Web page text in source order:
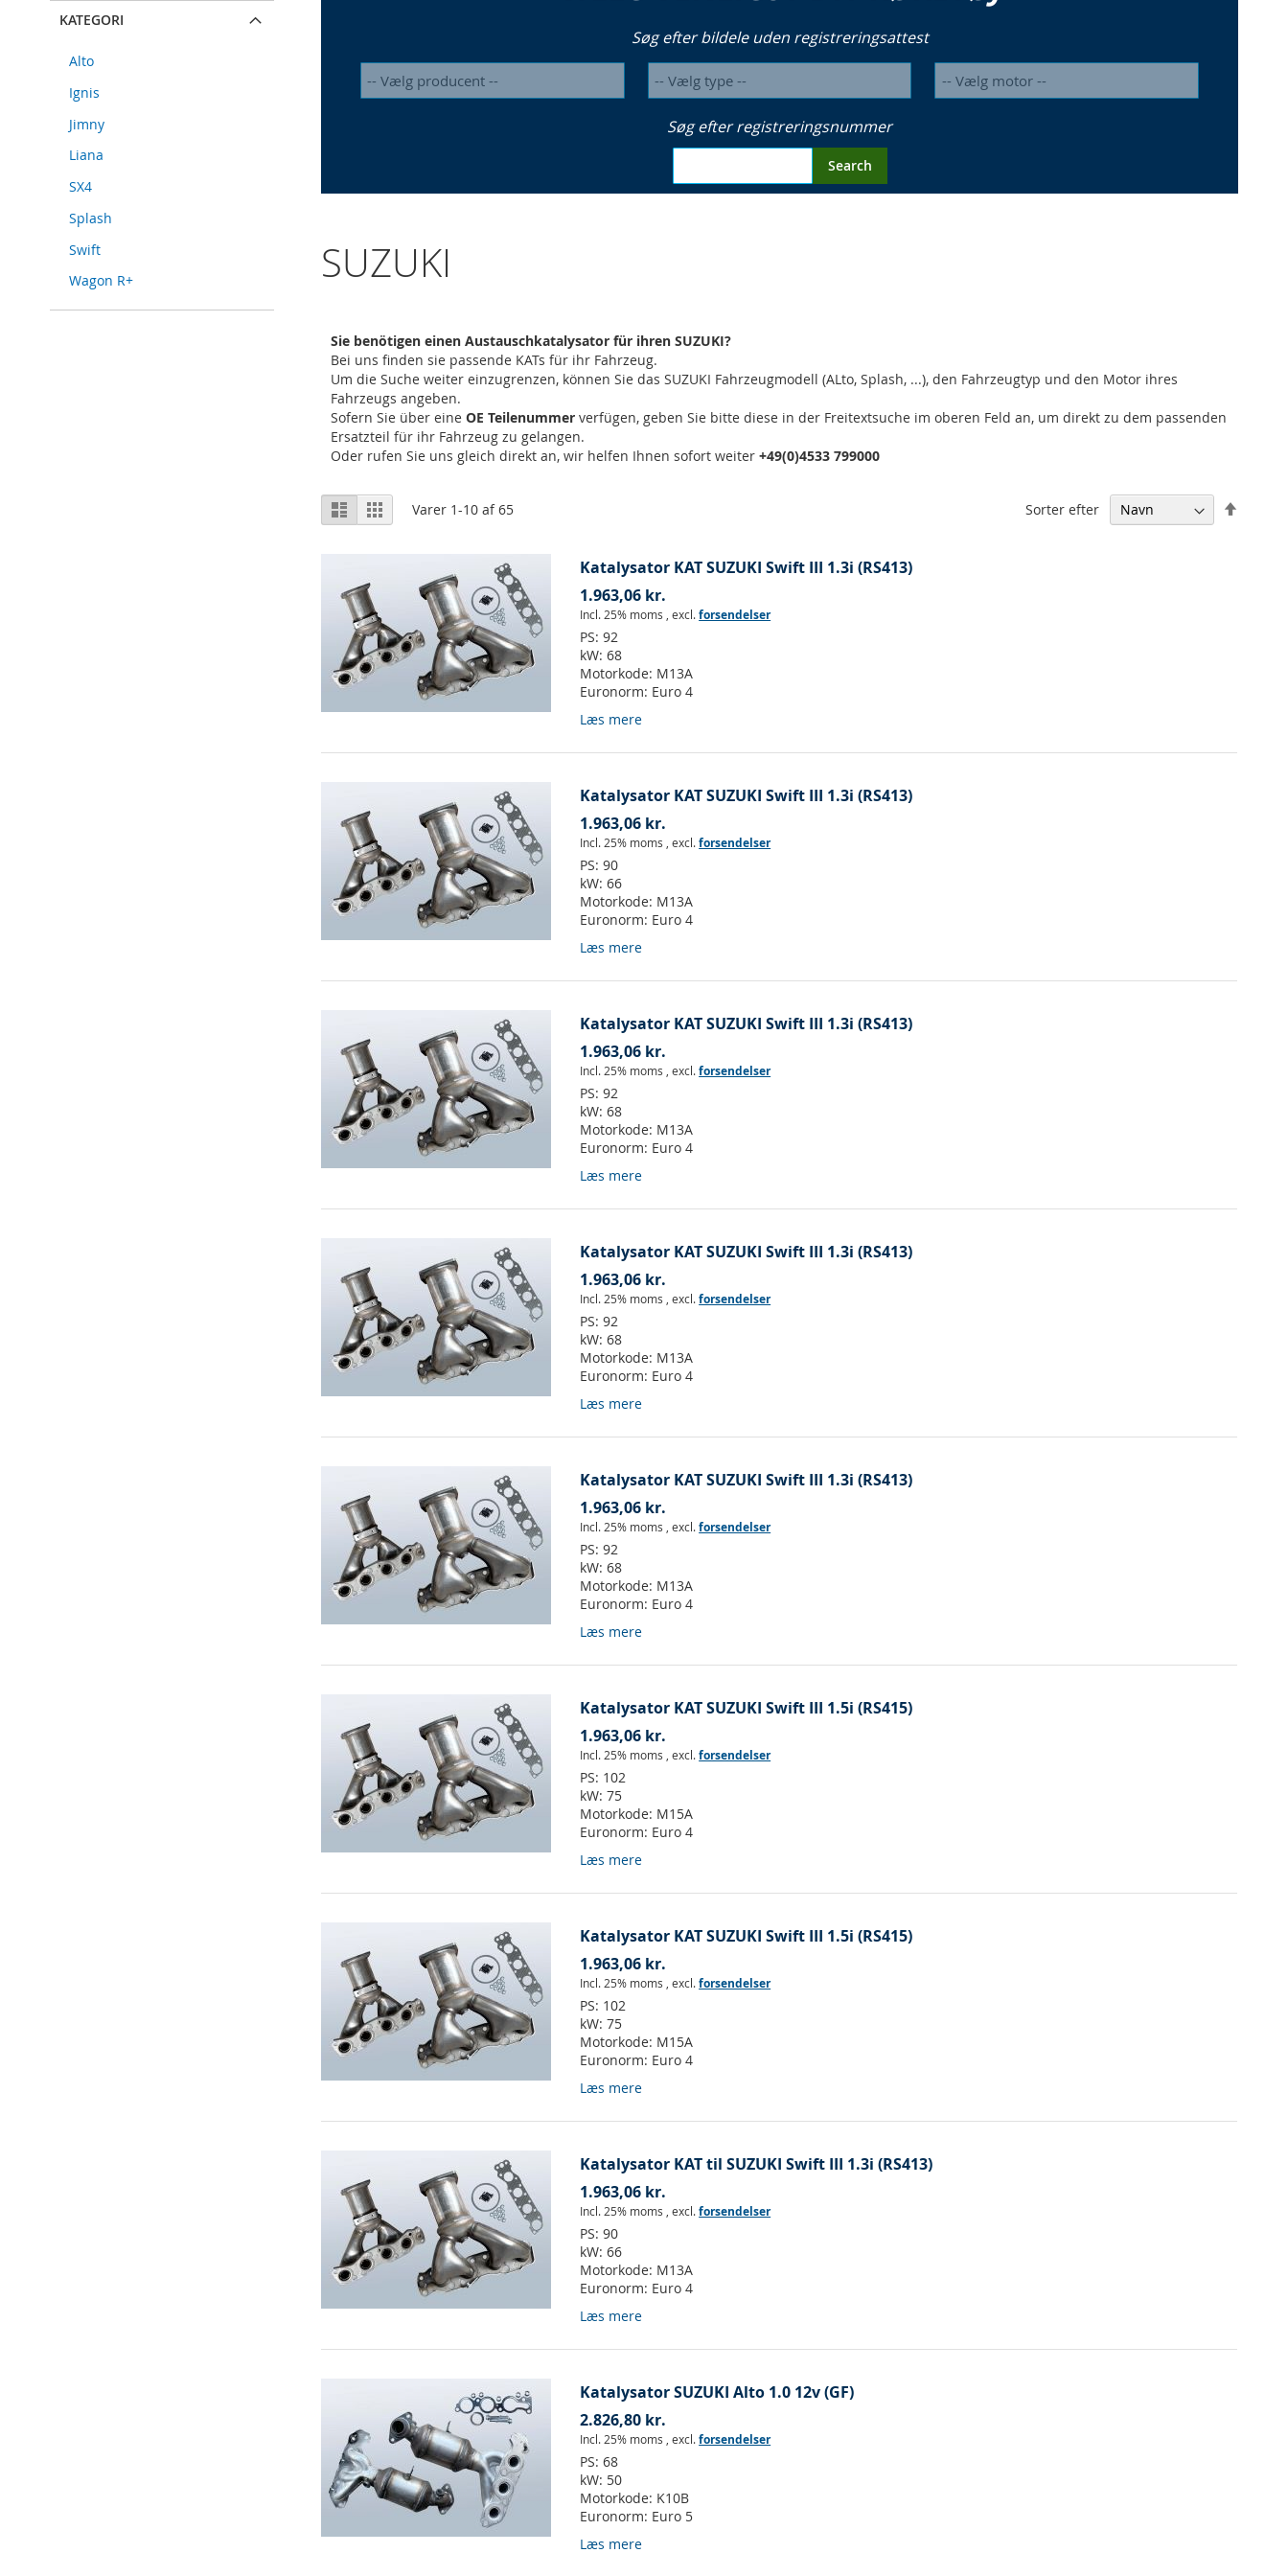
Søg efter bildele uden registreringsattest
Søg efter registreringsnummer
Search
SUZUKI
Sie benötigen einen Austauschkatalysator für ihren SUZUKI?
Bei uns finden sie passende KATs für ihr Fahrzeug.
Um die Suche weiter einzugrenzen, können Sie das SUZUKI Fahrzeugmodell (ALto, Splash, ...), den Fahrzeugtyp und den Motor ihres
Fahrzeugs angeben.
Sofern Sie über eineOE Teilenummer verfügen, geben Sie bitte diese in der Freitextsuche im oberen Feld an, um direkt zu dem passenden
Ersatzteil für ihr Fahrzeug zu gelangen.
Oder rufen Sie uns gleich direkt an, wir helfen Ihnen sofort weiter+49(0)4533 799000
Vis
som
Liste GitterVarer 1-10 af65 Sorter efter
Katalysator KAT SUZUKI Swift III 1.3i (RS413)
1.963,06 kr.
Incl. 25% moms ,excl.forsendelser
PS:92
kW:68
Motorkode: M13A
Euronorm: Euro 4
Læs mere
Katalysator KAT SUZUKI Swift III 1.3i (RS413)
1.963,06 kr.
Incl. 25% moms ,excl.forsendelser
PS:90
kW:66
Motorkode: M13A
Euronorm: Euro 4
Læs mere
Katalysator KAT SUZUKI Swift III 1.3i (RS413)
1.963,06 kr.
Incl. 25% moms ,excl.forsendelser
PS:92
kW:68
Motorkode: M13A
Euronorm: Euro 4
Læs mere
Katalysator KAT SUZUKI Swift III 1.3i (RS413)
1.963,06 kr.
Incl. 25% moms ,excl.forsendelser
PS:92
kW:68
Motorkode: M13A
Euronorm: Euro 4
Læs mere
Katalysator KAT SUZUKI Swift III 1.3i (RS413)
1.963,06 kr.
Incl. 25% moms ,excl.forsendelser
PS:92
kW:68
Motorkode: M13A
Euronorm: Euro 4
Læs mere
Katalysator KAT SUZUKI Swift III 1.5i (RS415)
1.963,06 kr.
Incl. 25% moms ,excl.forsendelser
PS: 102
kW:75
Motorkode: M15A
Euronorm: Euro 4
Læs mere
Katalysator KAT SUZUKI Swift III 1.5i (RS415)
1.963,06 kr.
Incl. 25% moms ,excl.forsendelser
PS: 102
kW:75
Motorkode: M15A
Euronorm: Euro 4
Læs mere
Katalysator KAT til SUZUKI Swift III 1.3i (RS413)
1.963,06 kr.
Incl. 25% moms ,excl.forsendelser
PS:90
kW:66
Motorkode: M13A
Euronorm: Euro 4
Læs mere
Katalysator SUZUKI Alto 1.0 12v (GF)
2.826,80 kr.
Incl. 25% moms ,excl.forsendelser
PS:68
kW: 50
Motorkode: K10B
Euronorm: Euro 5
Læs mere
KATEGORI
Alto
Ignis
Jimny
Liana
SX4
Splash
Swift
Wagon R+